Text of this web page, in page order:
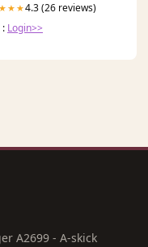
4.3 (26 reviews)
: Login>>
A2699 - A-skick